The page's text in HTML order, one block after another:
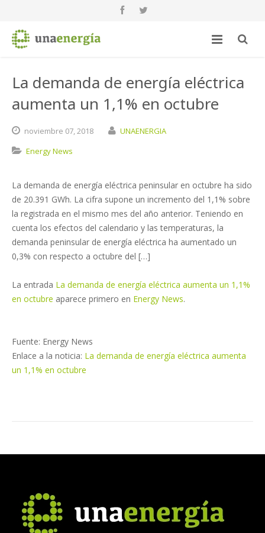
La demanda de energía eléctrica
aumenta un 1,1% en octubre
noviembre 07,2018
UNAENERGIA
Energy News
La demanda de energía eléctrica peninsular en octubre ha sido
de 20.391 GWh. La cifra supone un incremento del 1,1% sobre
la registrada en el mismo mes del año anterior. Teniendo en
cuenta los efectos del calendario y las temperaturas, la
demanda peninsular de energía eléctrica ha aumentado un
0,3% con respecto a octubre del […]
La entrada La demanda de energía eléctrica aumenta un 1,1%
en octubre aparece primero en Energy News.
Fuente: Energy News
Enlace a la noticia: La demanda de energía eléctrica aumenta
un 1,1% en octubre